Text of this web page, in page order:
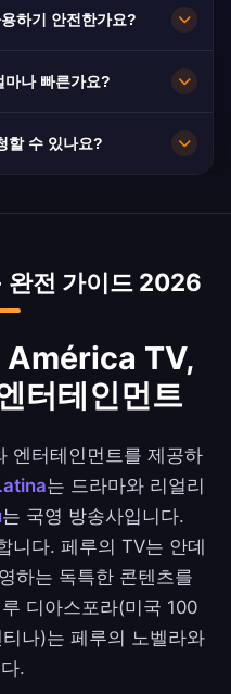
유지합니다. 모든 서버
선택하여 위치와 필
하기 안전한가요?
털 활동을 보호합니
나 빠른가요?
유와 함께 35 Mbps이
할 수 있나요?
미국, 스페인, 칠레
완전 가이드 2026
América TV,
터테인먼트
엔터테인먼트를 제공하
는 드라마와 리얼리
는 국영 방송사입니다.
니다. 페루의 TV는 안데
하는 독특한 콘텐츠를
디아스포라(미국 100
나)는 페루의 노벨라와
.